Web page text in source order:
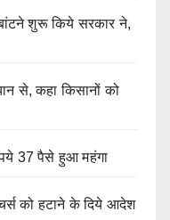
शुरू किये सरकार ने,
से, कहा किसानों को
37 पैसे हुआ महंगा
को हटाने के दिये आदेश